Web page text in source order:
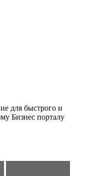
для быстрого и
Бизнес порталу